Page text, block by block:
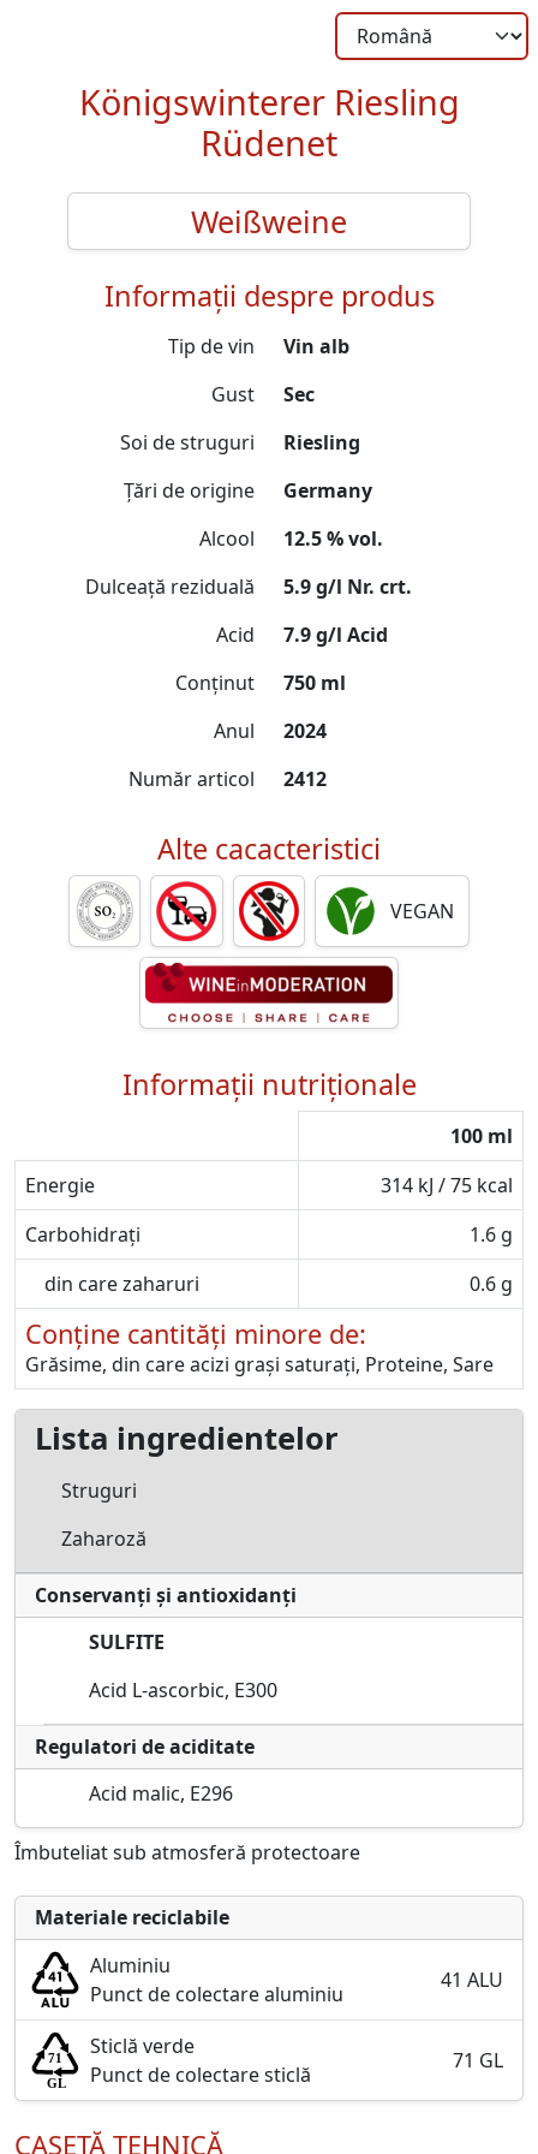
Königswinterer Riesling
Rüdenet
Weißweine
Informații despre produs
Tip de vin
Vin alb
Gust
Sec
Soi de struguri
Riesling
Țări de origine
Germany
Alcool
12.5 % vol.
Dulceață reziduală
5.9 g/l Nr. crt.
Acid
7.9 g/l Acid
Conținut
750 ml
Anul
2024
Număr articol
2412
Alte cacacteristici
VEGAN
Informații nutriționale
100 ml
Energie
314 kJ / 75 kcal
Carbohidrați
1.6 g
din care zaharuri
0.6 g
Conține cantități minore de:
Grăsime, din care acizi grași saturați, Proteine, Sare
Lista ingredientelor
Struguri
Zaharoză
Conservanți și antioxidanți
SULFITE
Acid L-ascorbic, E300
Regulatori de aciditate
Acid malic, E296
Îmbuteliat sub atmosferă protectoare
Materiale reciclabile
Aluminiu
Punct de colectare aluminiu
41 ALU
Sticlă verde
Punct de colectare sticlă
71 GL
CASETĂ TEHNICĂ